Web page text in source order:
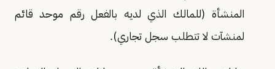
المنشأة (للمالك الذي لديه بالفعل رقم موحد قائم
لمنشآت لا تتطلب سجل تجاري).